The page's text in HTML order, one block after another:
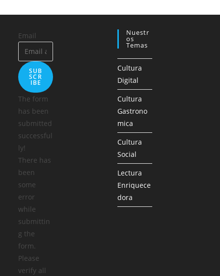
Email
SUB
SCR
IBE
The form
has been
submitted
successful
ly!
There has
been
some
error
while
submittin
g the
form.
Please
verify all
Nuestr
Os
Temas
Cultura
Digital
Cultura
Gastrono
mica
Cultura
Social
Lectura
Enriquece
dora